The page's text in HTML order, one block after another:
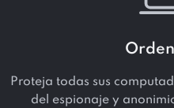
Proteja todas sus
del espionaje y